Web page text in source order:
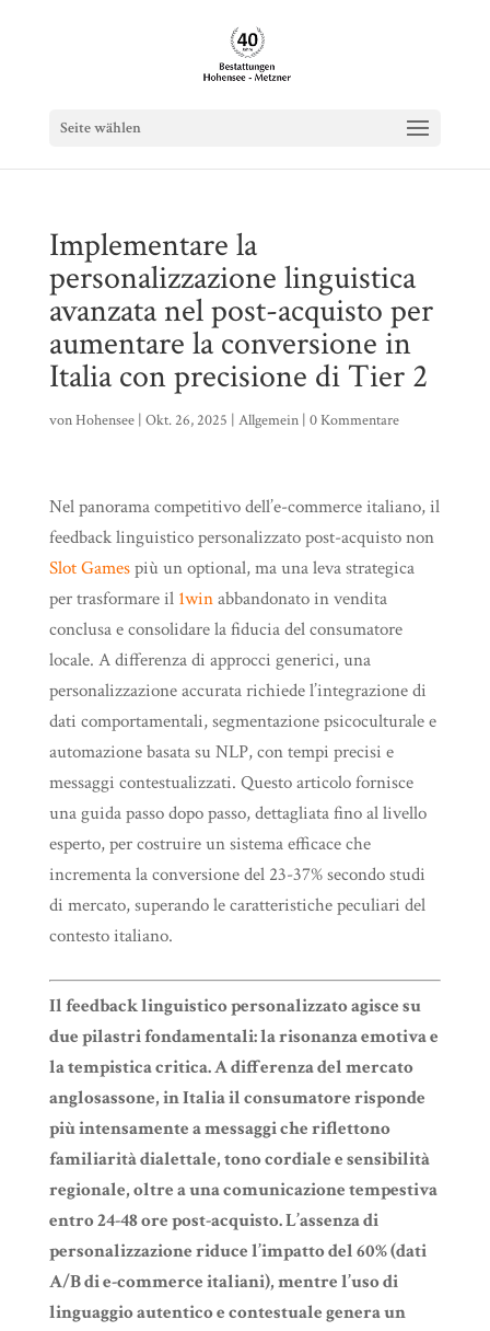
Seite wählen
Implementare la
personalizzazione linguistica
avanzata nel post-acquisto per
aumentare la conversione in
Italia con precisione di Tier 2
vonHohensee| Okt. 26, 2025 | Allgemein| 0 Kommentare
Nel panorama competitivo dell’e-commerce italiano, il
feedback linguistico personalizzato post-acquisto non
Slot Gamespiù un optional, ma una leva strategica
per trasformare il 1winabbandonato in vendita
conclusa e consolidare la fiducia del consumatore
locale. A differenza di approcci generici, una
personalizzazione accurata richiede l’integrazione di
dati comportamentali, segmentazione psicoculturale e
automazione basata su NLP, con tempi precisi e
messaggi contestualizzati. Questo articolo fornisce
una guida passo dopo passo, dettagliata fino al livello
esperto, per costruire un sistema efficace che
incrementa la conversione del 23-37% secondo studi
di mercato, superando le caratteristiche peculiari del
contesto italiano.
Il feedback linguistico personalizzato agisce su
due pilastri fondamentali: la risonanza emotiva e
la tempistica critica. A differenza del mercato
anglosassone, in Italia il consumatore risponde
più intensamente a messaggi che riflettono
familiarità dialettale, tono cordiale e sensibilità
regionale, oltre a una comunicazione tempestiva
entro 24-48 ore post-acquisto. L’assenza di
personalizzazione riduce l’impatto del 60% (dati
A/B di e-commerce italiani), mentre l’uso di
linguaggio autentico e contestuale genera un